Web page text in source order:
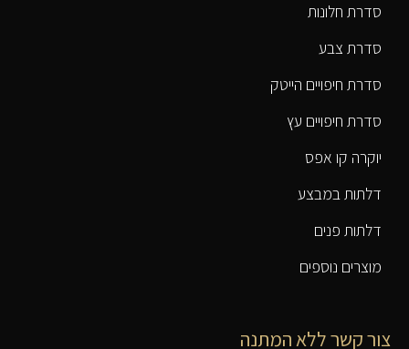
סדרת חלונות
סדרת צבע
סדרת חיפויים הייטק
סדרת חיפויים עץ
יוקרה קו אפס
דלתות במבצע
דלתות פנים
מוצרים נוספים
צור קשר ללא המתנה